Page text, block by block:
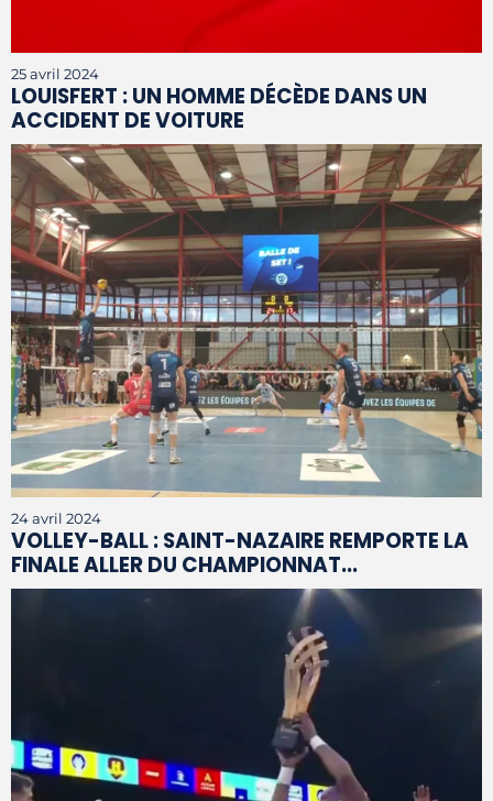
25 avril 2024
LOUISFERT : UN HOMME DÉCÈDE DANS UN
ACCIDENT DE VOITURE
24 avril 2024
VOLLEY-BALL : SAINT-NAZAIRE REMPORTE LA
FINALE ALLER DU CHAMPIONNAT...